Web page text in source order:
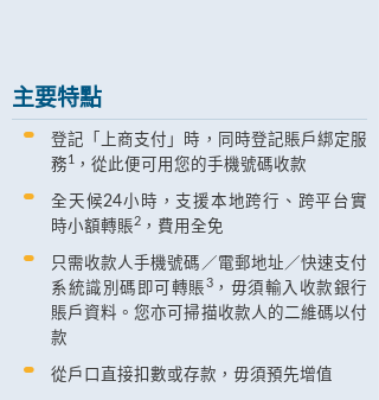
主要特點
登記「上商支付」時，同時登記賬戶綁定服
務1 ，從此便可用您的手機號碼收款
全天候24小時，支援本地跨行、跨平台實
時小額轉賬2 ，費用全免
只需收款人手機號碼／電郵地址／快速支付
系統識別碼即可轉賬3，毋須輸入收款銀行
賬戶資料。您亦可掃描收款人的二維碼以付
款
從戶口直接扣數或存款，毋須預先增值